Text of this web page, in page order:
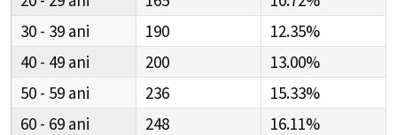
30 - 39
190
12.35%
40 - 49
200
13.00%
50 - 59
236
15.33%
60 - 69
248
16.11%